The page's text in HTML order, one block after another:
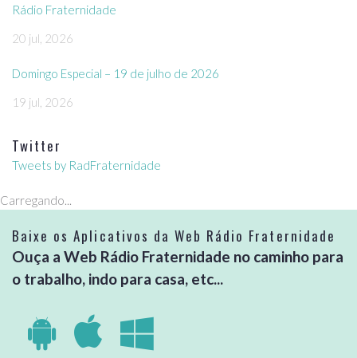
Rádio Fraternidade
20 jul, 2026
Domingo Especial – 19 de julho de 2026
19 jul, 2026
Twitter
Tweets by RadFraternidade
Carregando...
Baixe os Aplicativos da Web Rádio Fraternidade
Ouça a Web Rádio Fraternidade no caminho para
o trabalho, indo para casa, etc...